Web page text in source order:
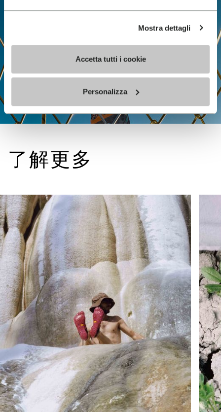
Mostra dettagli
Accetta tutti i cookie
Personalizza
了解更多